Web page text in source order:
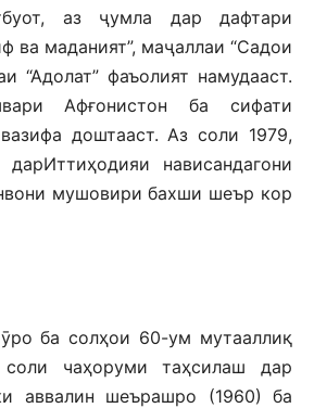
аз ҷумла дар дафтари
ва маданият”, маҷаллаи “Садои
“Адолат” фаъолият намудааст.
Афғонистон ба сифати
доштааст. Аз соли 1979,
нависандагони
мушовири бахши шеър кор
ба солҳои 60-ум мутааллиқ
чаҳоруми таҳсилаш дар
аввалин шеърашро (1960) ба